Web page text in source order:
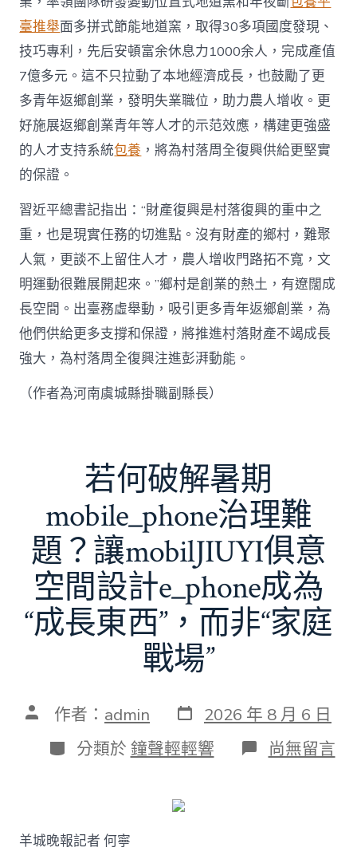
臺推舉面多拼式節能地道窯，取得30多項國度發現、
技巧專利，先后安頓富余休息力1000余人，完成產值
7億多元。這不只拉動了本地經濟成長，也鼓勵了更
多青年返鄉創業，發明失業職位，助力農人增收。更
好施展返鄉創業青年等人才的示范效應，構建更強盛
的人才支持系統包養 ，將為村落周全復興供給更堅實
的保證。
習近平總書記指出：“財產復興是村落復興的重中之
重，也是現實任務的切進點。沒有財產的鄉村，難聚
人氣，更談不上留住人才，農人增收門路拓不寬，文
明運動很難展開起來。”鄉村是創業的熱土，有遼闊成
長空間。出臺務虛舉動，吸引更多青年返鄉創業，為
他們供給更多支撐和保證，將推進村落財產不竭成長
強大，為村落周全復興注進彭湃動能。
（作者為河南虞城縣掛職副縣長）
若何破解暑期
mobile_phone治理難
題？讓mobilJIUYI俱意
空間設計e_phone成為
“成長東西”，而非“家庭
戰場”
文 作者： admin 發
表
日
期
2026 年 8 月 6 日
分
類
分類於 鐘聲輕輕響 在
〈若
尚無留言
羊城晚報記者 何寧